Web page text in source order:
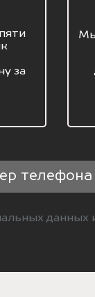
за
данных